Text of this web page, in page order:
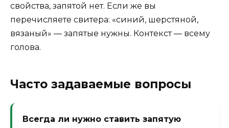
свойства, запятой нет. Если же вы
перечисляете свитера: «синий, шерстяной,
вязаный» — запятые нужны. Контекст — всему
голова.
Часто задаваемые вопросы
Всегда ли нужно ставить запятую